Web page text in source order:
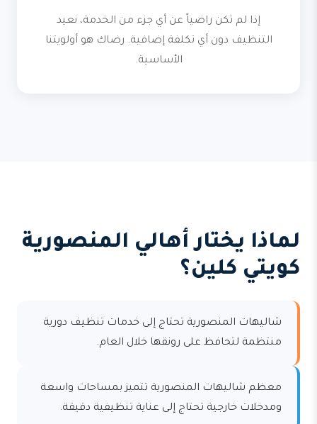
إذا لم تكن راضياً عن أي جزء من الخدمة، نعيد
التنظيف دون أي تكلفة إضافية. رضاك هو أولويتنا
الأساسية.
لماذا يختار أهالي المنصورية
كويتي كلين؟
شاليهات المنصورية تحتاج إلى خدمات تنظيف دورية
منتظمة لتحافظ على رونقها خلال العام.
معظم شاليهات المنصورية تتميز بمساحات واسعة
ومدخلات خارجية تحتاج إلى عناية تنظيفية دقيقة.